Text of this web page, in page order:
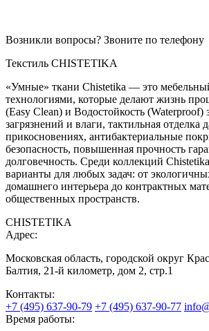
Возникли вопросы? Звоните по телефону
Текстиль CHISTETIKA
«Умные» ткани Chistetika — это
технологиями, которые делают жизнь
(Easy Clean) и Водостойкость
загрязнений и влаги, тактильная отделка
прикосновениях, антибактериальные
безопасность, повышенная прочность
долговечность. Среди коллекций
варианты для любых задач: от
домашнего интерьера до контрактных
общественных пространств.
CHISTETIKA
Адрес:
Московская область, городской округ
Балтия, 21-й километр, дом 2, стр.1
Контакты:
+7 (495) 637-90-79 +7 (495) 637-90-77
Время работы: